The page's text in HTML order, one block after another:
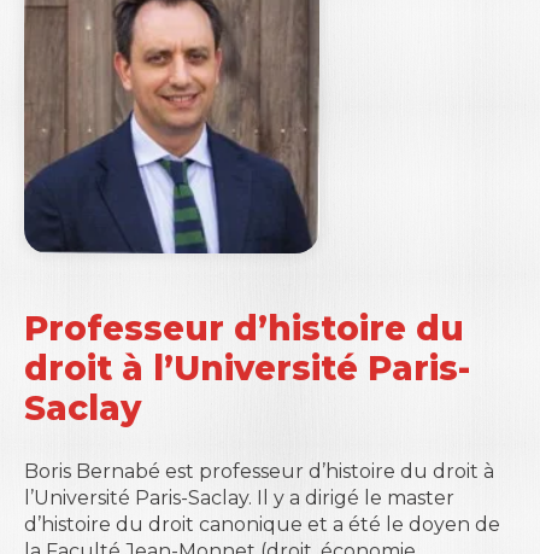
Professeur d’histoire du
droit à l’Université Paris-
Saclay
Boris Bernabé est professeur d’histoire du droit à
l’Université Paris-Saclay. Il y a dirigé le master
d’histoire du droit canonique et a été le doyen de